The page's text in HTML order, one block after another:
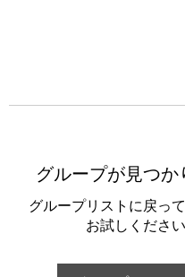
グループが見つか
グループリストに戻っ
お試しください